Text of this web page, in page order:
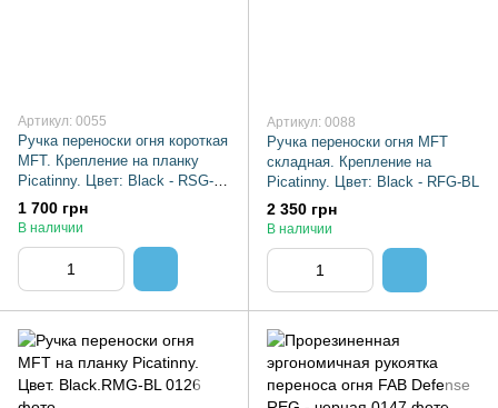
Артикул: 0055
Ручка переноски огня короткая
MFT. Крепление на планку
Picatinny. Цвет: Black - RSG-
BL
1 700 грн
В наличии
Артикул: 0088
Ручка переноски огня MFT
складная. Крепление на
Picatinny. Цвет: Black - RFG-BL
2 350 грн
В наличии